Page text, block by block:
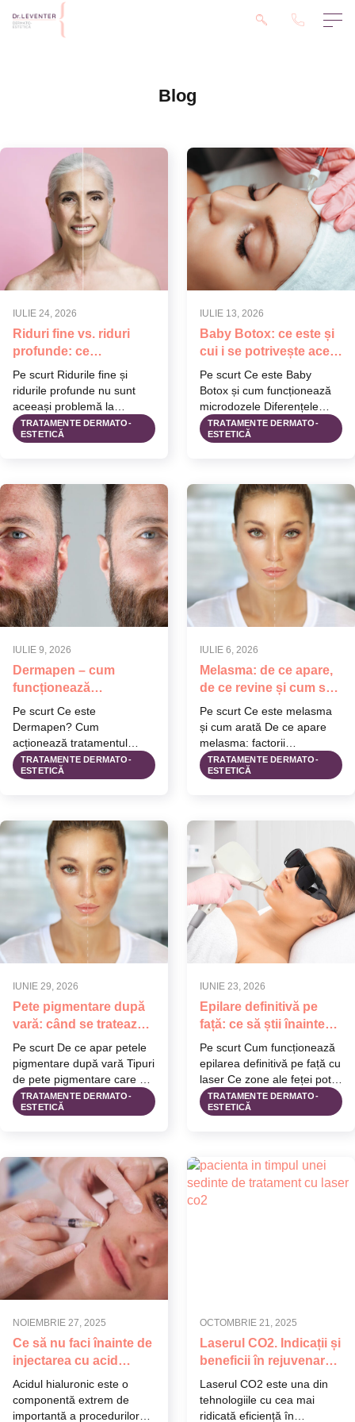
Blog
IULIE 24, 2026
Riduri fine vs. riduri
profunde: ce
tratamente se potrivesc
fiecărui caz
Pe scurt Ridurile fine și
ridurile profunde nu sunt
aceeași problemă la
intensități diferite — au
mecanisme…
TRATAMENTE DERMATO-
ESTETICĂ
IULIE 13, 2026
Baby Botox: ce este și
cui i se potrivește acest
tratament estetic
preventiv?
Pe scurt Ce este Baby
Botox și cum funcționează
microdozele Diferențele
dintre tratamentul clasic și
tehnica Baby…
TRATAMENTE DERMATO-
ESTETICĂ
IULIE 9, 2026
Dermapen – cum
funcționează
tratamentul de
microneedling
Pe scurt Ce este
Dermapen? Cum
acționează tratamentul
Dermapen asupra pielii
Pentru ce probleme ale pielii
TRATAMENTE DERMATO-
ESTETICĂ
IULIE 6, 2026
Melasma: de ce apare,
de ce revine și cum se
gestionează corect
Pe scurt Ce este melasma
și cum arată De ce apare
melasma: factorii
declanșatori principali De
ce…
TRATAMENTE DERMATO-
ESTETICĂ
IUNIE 29, 2026
Pete pigmentare după
vară: când se tratează
și ce opțiuni există
Pe scurt De ce apar petele
pigmentare după vară Tipuri
de pete pigmentare care se
agravează după…
TRATAMENTE DERMATO-
ESTETICĂ
IUNIE 23, 2026
Epilare definitivă pe
față: ce să știi înainte
de tratament
Pe scurt Cum funcționează
epilarea definitivă pe față cu
laser Ce zone ale feței pot fi
tratate…
TRATAMENTE DERMATO-
ESTETICĂ
NOIEMBRIE 27, 2025
Ce să nu faci înainte de
injectarea cu acid
hialuronic. Sfatul
specialistului
Acidul hialuronic este o
componentă extrem de
importantă a procedurilor
OCTOMBRIE 21, 2025
Laserul CO2. Indicații și
beneficii în rejuvenarea
pielii tale
Laserul CO2 este una din
tehnologiile cu cea mai
ridicată eficiență în